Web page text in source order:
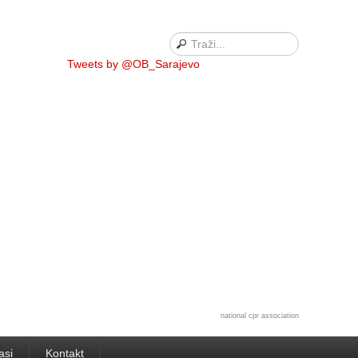
Tweets by @OB_Sarajevo
national cpr association
Kontakt